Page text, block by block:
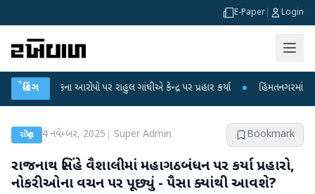
E-Paper Login
બ્રેકિંગ
લીકના આરોપો પર રાહુલ ગાંધીએ કેન્દ્ર પર પ્રહાર કર્યા ● હિંમતનગરમાં રહસ્યમય
રાષ્ટ્રીય 4 નવેમ્બર, 2025 Super Admin Bookmark
રાજનાથ સિંહે વૈશાલીમાં મહાગઠબંધન પર કર્યા પ્રહારો,
નોકરીઓના વચન પર પૂછ્યું - પૈસા ક્યાંથી આવશે?